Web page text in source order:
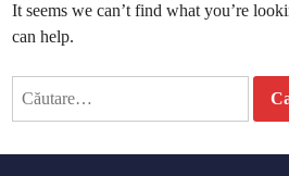
It seems we can’t find what you’re
can help.